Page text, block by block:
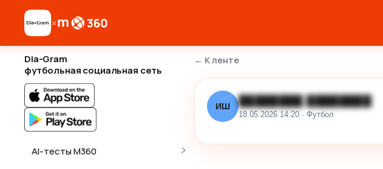
×
Dia-Gram
футбольная социальная сеть
AI-тесты M360
← К ленте
ИШ ████████ ████████
18.05.2026 14:20 · Футбол